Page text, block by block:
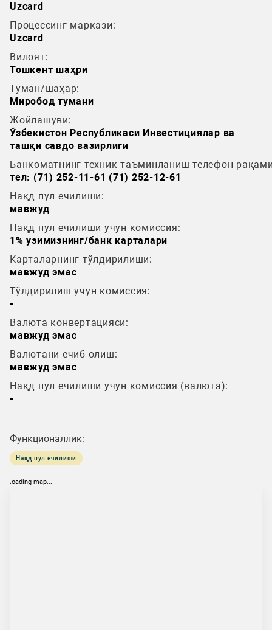
Uzcard
Процессинг маркази:
Uzcard
Вилоят:
Тошкент шаҳри
Туман/шаҳар:
Миробод тумани
Жойлашуви:
Ўзбекистон Республикаси Инвестициялар ва
ташқи савдо вазирлиги
Банкоматнинг техник таъминланиш телефон
тел: (71) 252-11-61 (71) 252-12-61
Нақд пул ечилиши:
мавжуд
Нақд пул ечилиши учун комиссия:
1% узимизнинг/банк карталари
Карталарнинг тўлдирилиши:
мавжуд эмас
Тўлдирилиш учун комиссия:
-
Валюта конвертацияси:
мавжуд эмас
Валютани ечиб олиш:
мавжуд эмас
Нақд пул ечилиши учун комиссия (валюта):
-
Функционаллик:
Нақд пул ечилиши
loading map...